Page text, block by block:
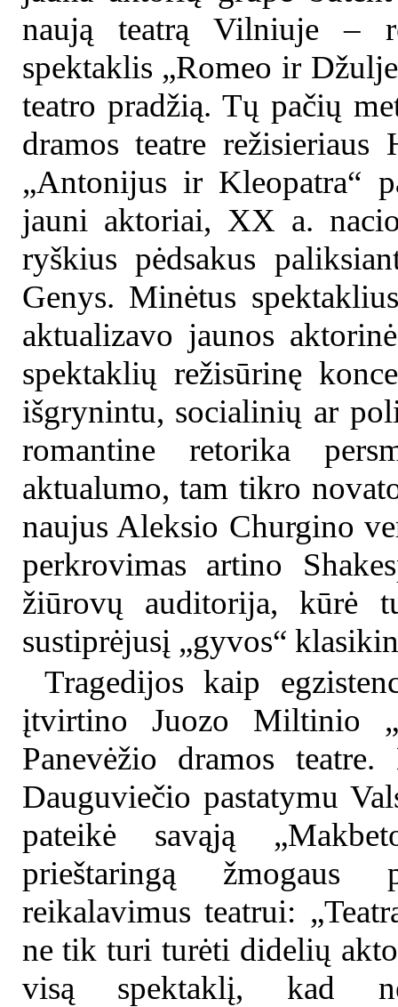
naują teatrą Vilniuje –
spektaklis „Romeo ir
teatro pradžią. Tų pačių
dramos teatre režisieriaus
„Antonijus ir Kleopatra“
jauni aktoriai, XX a.
ryškius pėdsakus
Genys. Minėtus
aktualizavo jaunos
spektaklių režisūrinę
išgrynintu, socialinių ar
romantine retorika
aktualumo, tam tikro
naujus Aleksio Churgino
perkrovimas artino
žiūrovų auditorija, kūrė
sustiprėjusį „gyvos“
Tragedijos kaip
įtvirtino Juozo Miltinio
Panevėžio dramos
Dauguviečio pastatymu
pateikė savąją
prieštaringą žmogaus
reikalavimus teatrui:
ne tik turi turėti didelių
visą spektaklį, kad